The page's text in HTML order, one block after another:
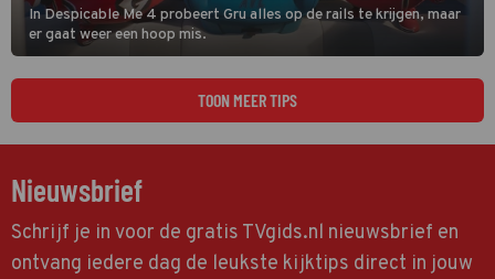
In Despicable Me 4 probeert Gru alles op de rails te krijgen, maar
er gaat weer een hoop mis.
TOON MEER TIPS
Nieuwsbrief
Schrijf je in voor de gratis TVgids.nl nieuwsbrief en
ontvang iedere dag de leukste kijktips direct in jouw